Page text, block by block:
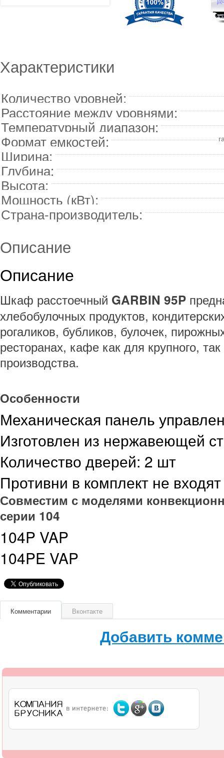
Характеристики
Количество уровней:
Расстояние между уровнями:
Температурный диапазон:
Формат емкостей:
Ширина:
Глубина:
Высота:
Мощность (кВт):
Страна-производитель:
Описание
Описание
Шкаф расстоечный GARBIN 95P
хлебобулочных продуктов,
рогаликов, бубликов, булочек,
ресторанах, кафе как для крупного,
производства.
Особенности
Механическая панель
Изготовлен из нержавеющей
Количество дверей: 2 шт
Противни в комплект не входят
Совместим с моделями
серии 104
104P VAP
104PE VAP
Комментарии Вконтакте
Добавить